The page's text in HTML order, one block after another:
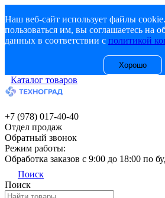
Наш веб-сайт использует файлы
пользоваться им, вы соглашаетесь на
данных в соответствии с политикой
Хорошо
Каталог товаров
+7 (978) 017-40-40
Отдел продаж
Обратный звонок
Режим работы:
Обработка заказов с 9:00 до 18:00 по
Поиск
Поиск